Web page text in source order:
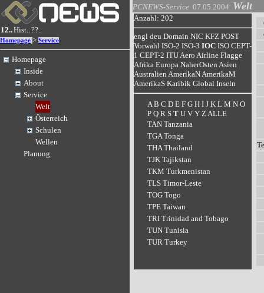
12..Hist..??..
Homepage > Service
Homepage
Inside
About
Service
Welt
Österreich
Schulen
Wellen
Planung
PCNEWS-Service 07.05.2004 Welt
Anzahl: 202
engl deu Domain NIC KFZ POST
Vorwahl ISO-2 ISO-3 IOC ISO CEPT-
1 CEPT-2 ITUAero Airline Flagge
Afrika Europa NaherOsten Asien
Australien AmerikaNAmerikaM
AmerikaS Karibik Global Inseln
A B C D E F G H I J K L M N O
P Q R S T U V Y Z ALLE
TAN Tanzania
TGA Tonga
THA Thailand
TJK Tajikstan
TKM Turkmenistan
TLS Timor-Leste
TOG Togo
TPE Taiwan
TRI Trinidad and Tobago
TUN Tunisia
TUR Turkey